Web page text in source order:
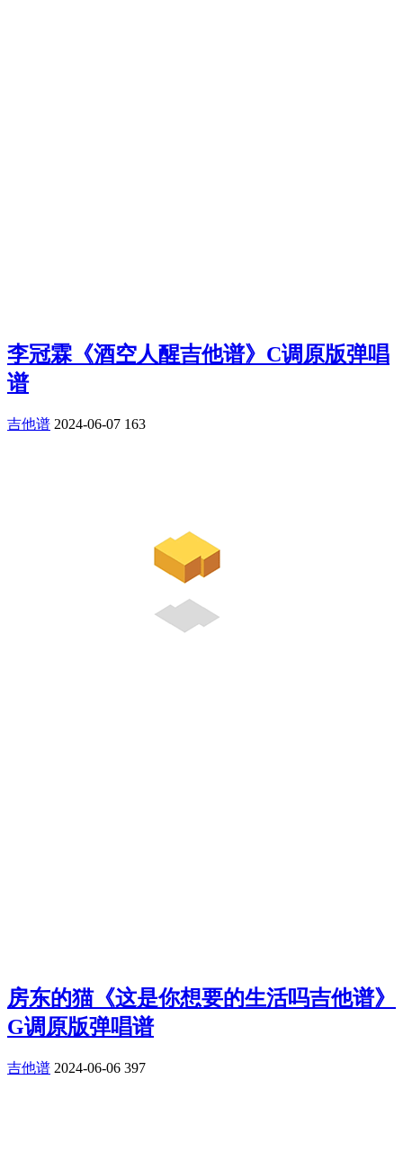
李冠霖《酒空人醒吉他谱》C调原版弹唱
谱
吉他谱 2024-06-07 163
房东的猫《这是你想要的生活吗吉他谱》
G调原版弹唱谱
吉他谱 2024-06-06 397